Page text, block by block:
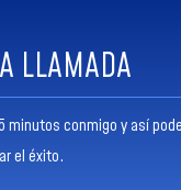
LLAMADA
minutos conmigo y así
el éxito.